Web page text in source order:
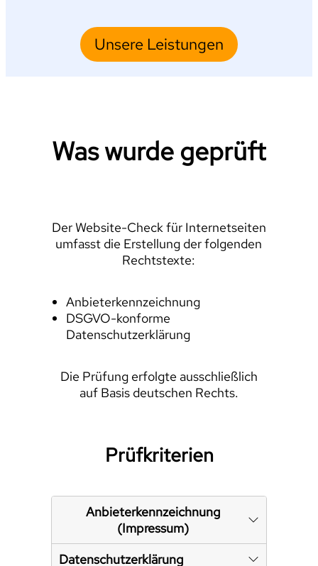
Unsere Leistungen
Was wurde geprüft
Der Website-Check für Internetseiten
umfasst die Erstellung der folgenden
Rechtstexte:
Anbieterkennzeichnung
DSGVO-konforme
Datenschutzerklärung
Die Prüfung erfolgte ausschließlich
auf Basis deutschen Rechts.
Prüfkriterien
Anbieterkennzeichnung
(Impressum)
Datenschutzerklärung